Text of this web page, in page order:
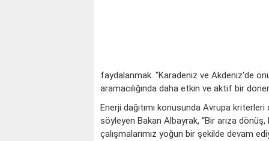
faydalanmak. "Karadeniz ve Akdeniz'de
aramacılığında daha etkin ve aktif bir
Enerji dağıtımı konusunda Avrupa
söyleyen Bakan Albayrak, “Bir arıza
çalışmalarımız yoğun bir şekilde devam